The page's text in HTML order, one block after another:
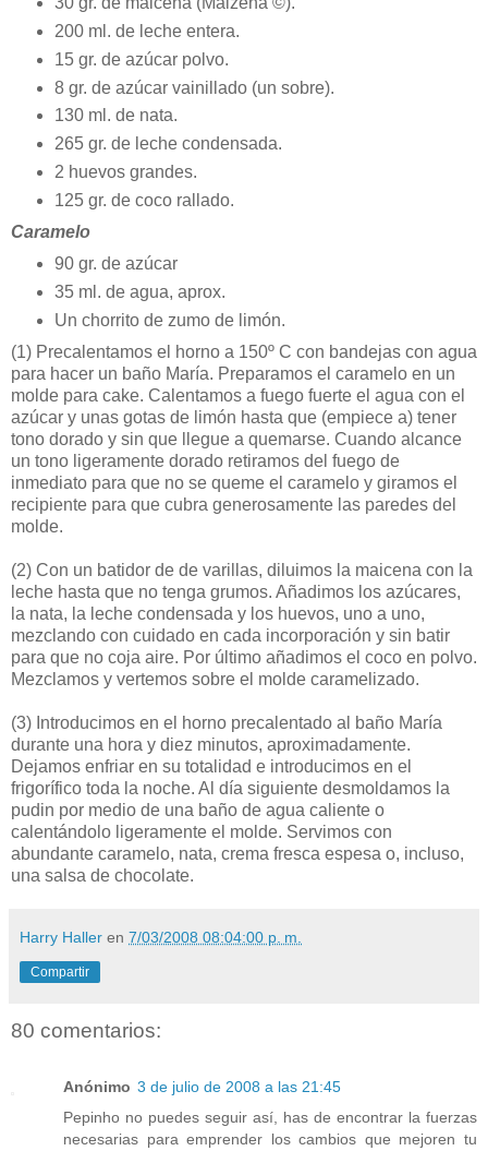
200 ml. de leche entera.
15 gr. de azúcar polvo.
8 gr. de azúcar vainillado (un sobre).
130 ml. de nata.
265 gr. de leche condensada.
2 huevos grandes.
125 gr. de coco rallado.
Caramelo
90 gr. de azúcar
35 ml. de agua, aprox.
Un chorrito de zumo de limón.
(1) Precalentamos el horno a 150º C con bandejas con agua
para hacer un baño María. Preparamos el caramelo en un
molde para cake. Calentamos a fuego fuerte el agua con el
azúcar y unas gotas de limón hasta que (empiece a) tener
tono dorado y sin que llegue a quemarse. Cuando alcance
un tono ligeramente dorado retiramos del fuego de
inmediato para que no se queme el caramelo y giramos el
recipiente para que cubra generosamente las paredes del
molde.
(2) Con un batidor de de varillas, diluimos la maicena con la
leche hasta que no tenga grumos. Añadimos los azúcares,
la nata, la leche condensada y los huevos, uno a uno,
mezclando con cuidado en cada incorporación y sin batir
para que no coja aire. Por último añadimos el coco en polvo.
Mezclamos y vertemos sobre el molde caramelizado.
(3) Introducimos en el horno precalentado al baño María
durante una hora y diez minutos, aproximadamente.
Dejamos enfriar en su totalidad e introducimos en el
frigorífico toda la noche. Al día siguiente desmoldamos la
pudin por medio de una baño de agua caliente o
calentándolo ligeramente el molde. Servimos con
abundante caramelo, nata, crema fresca espesa o, incluso,
una salsa de chocolate.
Harry Haller en 7/03/2008 08:04:00 p. m.
Compartir
80 comentarios:
Anónimo 3 de julio de 2008 a las 21:45
Pepinho no puedes seguir así, has de encontrar la fuerzas
necesarias para emprender los cambios que mejoren tu